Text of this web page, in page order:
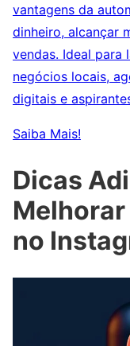
vantagens da
dinheiro, alcançar
vendas. Ideal para
negócios locais,
digitais e
Saiba Mais!
Dicas
no